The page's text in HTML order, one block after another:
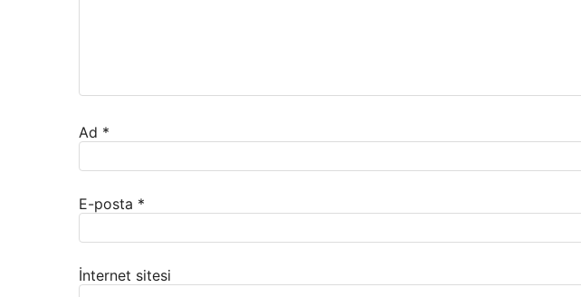
Ad *
E-posta *
İnternet sitesi